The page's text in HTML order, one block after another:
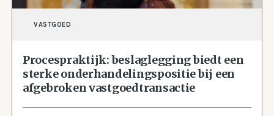
VASTGOED
Procespraktijk: beslaglegging biedt een
sterke onderhandelingspositie bij een
afgebroken vastgoedtransactie